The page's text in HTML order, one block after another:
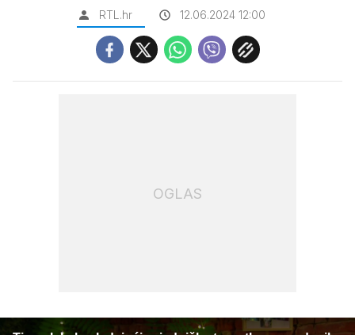
RTL.hr 12.06.2024 12:00
OGLAS